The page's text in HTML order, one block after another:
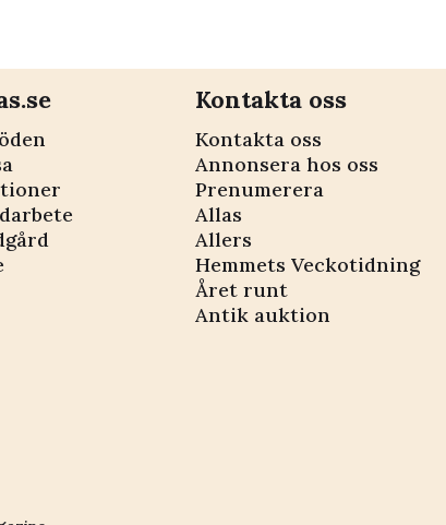
Kontakta oss
Kontakta oss
Annonsera hos oss
Prenumerera
Allas
Allers
Hemmets Veckotidning
Året runt
Antik auktion